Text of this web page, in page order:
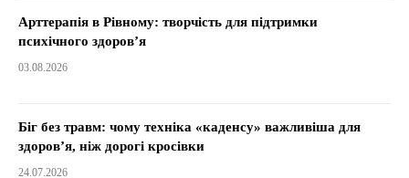
Арттерапія в Рівному: творчість для підтримки
психічного здоров’я
03.08.2026
Біг без травм: чому техніка «каденсу» важливіша для
здоров’я, ніж дорогі кросівки
24.07.2026